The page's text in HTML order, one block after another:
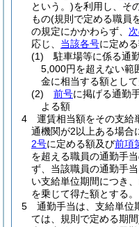
という。)を利用し、そ
もの(規則で定める職員
の規定にかかわらず、
応じ、 当該各号に定める
(1)
駐車場等に係る通
5,000円を超えない範
金に相当する額とし
(2)
前号に掲げる通勤
よる額
4
運賃相当額をその支給
通機関が2以上ある場合
2号に定める額及び前項
を超える職員の通勤手当
ず、当該職員の通勤手
い支給単位期間につき
を乗じて得た額とする。
5
通勤手当は、支給単位
ては、規則で定める期